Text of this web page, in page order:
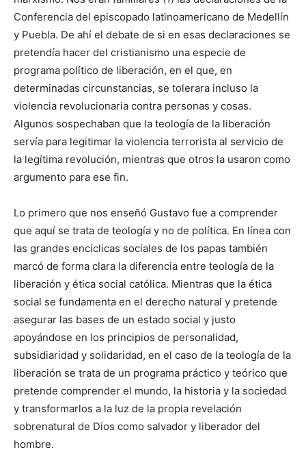
Conferencia del episcopado latinoamericano de Medellín
y Puebla. De ahí el debate de si en esas declaraciones se
pretendía hacer del cristianismo una especie de
programa político de liberación, en el que, en
determinadas circunstancias, se tolerara incluso la
violencia revolucionaria contra personas y cosas.
Algunos sospechaban que la teología de la liberación
servía para legitimar la violencia terrorista al servicio de
la legítima revolución, mientras que otros la usaron como
argumento para ese fin.
Lo primero que nos enseñó Gustavo fue a comprender
que aquí se trata de teología y no de política. En línea con
las grandes encíclicas sociales de los papas también
marcó de forma clara la diferencia entre teología de la
liberación y ética social católica. Mientras que la ética
social se fundamenta en el derecho natural y pretende
asegurar las bases de un estado social y justo
apoyándose en los principios de personalidad,
subsidiaridad y solidaridad, en el caso de la teología de la
liberación se trata de un programa práctico y teórico que
pretende comprender el mundo, la historia y la sociedad
y transformarlos a la luz de la propia revelación
sobrenatural de Dios como salvador y liberador del
hombre.